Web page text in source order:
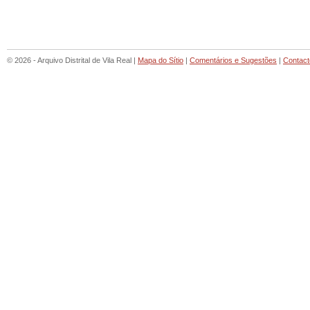
© 2026 - Arquivo Distrital de Vila Real | Mapa do Sítio | Comentários e Sugestões |